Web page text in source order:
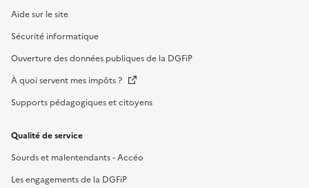
Aide sur le site
Sécurité informatique
Ouverture des données publiques de la DGFiP
À quoi servent mes impôts ?
Supports pédagogiques et citoyens
Qualité de service
Sourds et malentendants - Accéo
Les engagements de la DGFiP